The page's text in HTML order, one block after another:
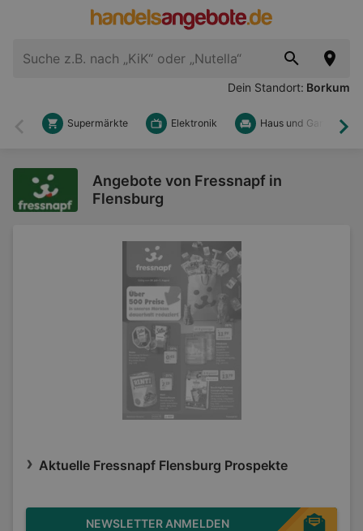
Dein Standort: Borkum
Zurück
Supermärkte Elektronik Haus und Garten
Angebote von Fressnapf in
Flensburg
Aktuelle Fressnapf Flensburg Prospekte
NEWSLETTER ANMELDEN